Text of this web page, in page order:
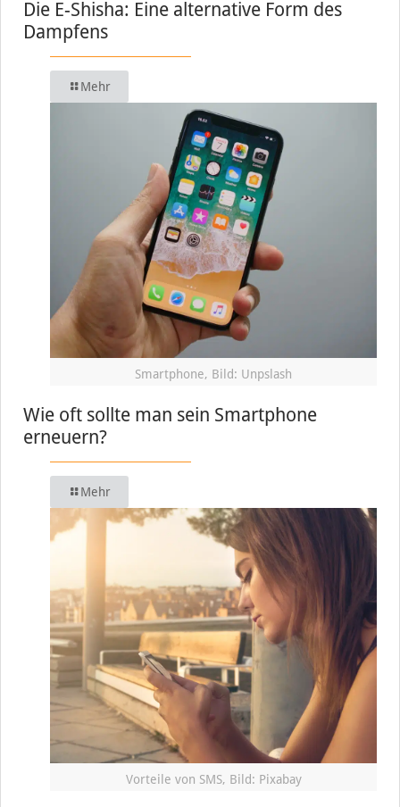
Die E-Shisha: Eine alternative Form des
Dampfens
Mehr
Smartphone, Bild: Unpslash
Wie oft sollte man sein Smartphone
erneuern?
Mehr
Vorteile von SMS, Bild: Pixabay